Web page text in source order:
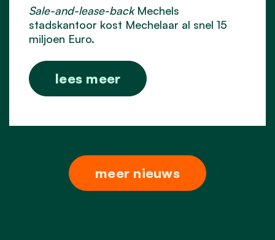
Sale-and-lease-backMechels
stadskantoor kost Mechelaar al snel 15
miljoen Euro.
lees meer
meer nieuws